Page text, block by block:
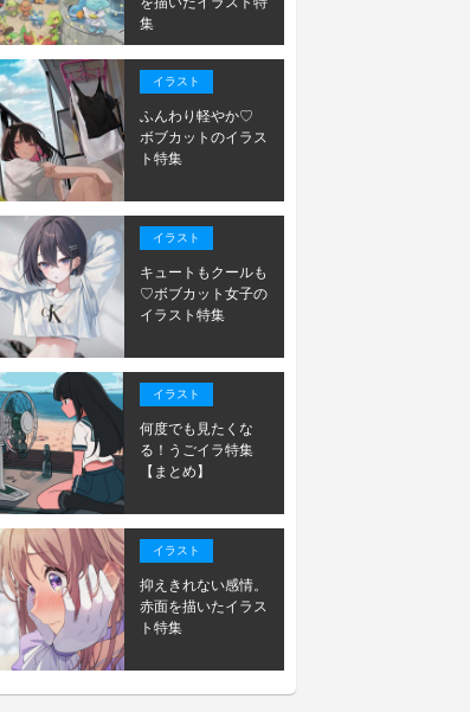
集
イラスト
ふんわり軽やか♡
ボブカットのイラス
ト特集
イラスト
キュートもクールも
♡ボブカット女子の
イラスト特集
イラスト
何度でも見たくな
る！うごイラ特集
【まとめ】
イラスト
抑えきれない感情。
赤面を描いたイラス
ト特集